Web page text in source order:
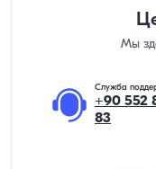
Мы
Служба
+90 552
83